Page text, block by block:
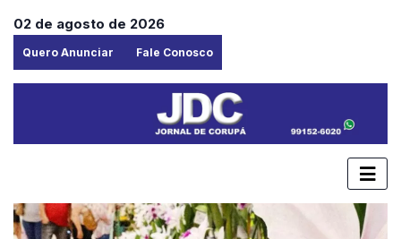
02 de agosto de 2026
Quero Anunciar Fale Conosco